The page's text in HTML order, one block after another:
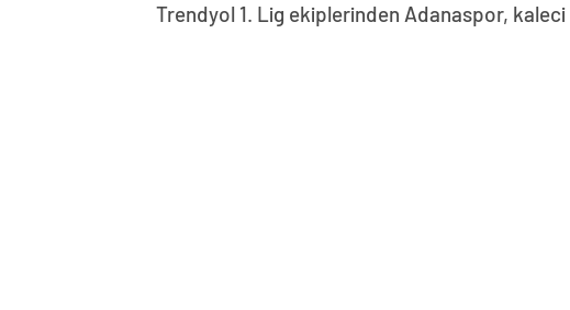
Trendyol 1. Lig ekiplerinden Adanaspor,